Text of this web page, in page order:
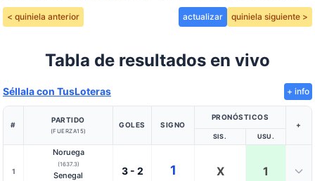
< quiniela anterior actualizar quiniela siguiente >
Tabla de resultados en vivo
Séllala con TusLoteras + info
#
PARTIDO
(FUERZA15)
GOLES SIGNO
PRONÓSTICOS
+
SIS. USU.
1
Noruega
(1637.3)
Senegal 3 - 2 1 X 1